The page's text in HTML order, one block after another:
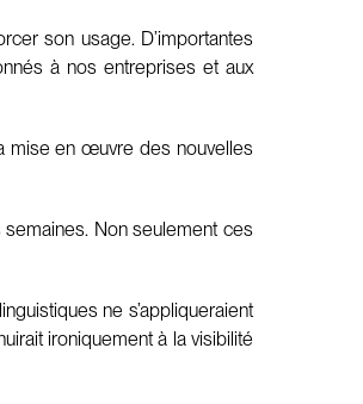
son usage. D’importantes
à nos entreprises et aux
mise en œuvre des nouvelles
Non seulement ces
ne s’appliqueraient
ironiquement à la visibilité